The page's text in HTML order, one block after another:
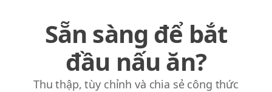
Sẵn sàng để bắt
đầu nấu ăn?
Thu thập, tùy chỉnh và chia sẻ công thức